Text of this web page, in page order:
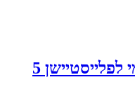
צפו בטריילר ההשקה הרשמי לפלייסטיישן 5